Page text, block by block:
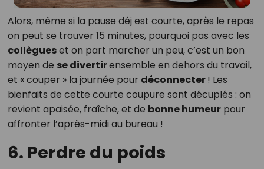
Alors, même si la pause déj est courte, après le repas
on peut se trouver 15 minutes, pourquoi pas avec les
collègueset on part marcher un peu, c’est un bon
moyen de se divertirensemble en dehors du travail,
et « couper » la journée pour déconnecter! Les
bienfaits de cette courte coupure sont décuplés : on
revient apaisée, fraîche, et de bonne humeurpour
affronter l’après-midi au bureau !
6. Perdre du poids